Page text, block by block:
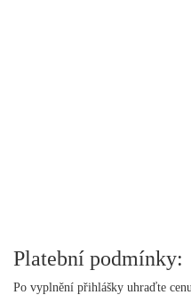
Platební podmínky:
Po vyplnění přihlášky uhraďte